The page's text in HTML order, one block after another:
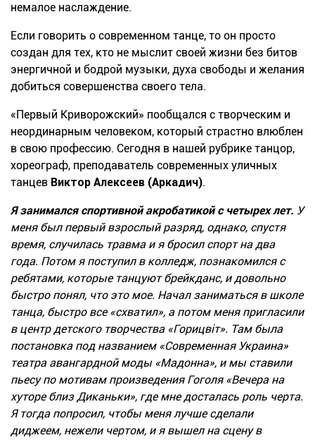
немалое наслаждение.
Если говорить о современном танце, то он просто
создан для тех, кто не мыслит своей жизни без битов
энергичной и бодрой музыки, духа свободы и желания
добиться совершенства своего тела.
«Первый Криворожский» пообщался с творческим и
неординарным человеком, который страстно влюблен
в свою профессию. Сегодня в нашей рубрике танцор,
хореограф, преподаватель современных уличных
танцев Виктор Алексеев (Аркадич).
Я занимался спортивной акробатикой с четырех лет. У
меня был первый взрослый разряд, однако, спустя
время, случилась травма и я бросил спорт на два
года. Потом я поступил в колледж, познакомился с
ребятами, которые танцуют брейкданс, и довольно
быстро понял, что это мое. Начал заниматься в школе
танца, быстро все «схватил», а потом меня пригласили
в центр детского творчества «Горицвіт». Там была
постановка под названием «Современная Украина»
театра авангардной моды «Мадонна», и мы ставили
пьесу по мотивам произведения Гоголя «Вечера на
хуторе близ Диканьки», где мне досталась роль черта.
Я тогда попросил, чтобы меня лучше сделали
диджеем, нежели чертом, и я вышел на сцену в